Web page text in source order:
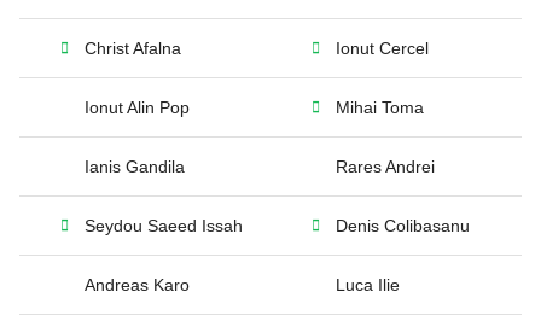
Christ Afalna Ionut Cercel
Ionut Alin Pop Mihai Toma
Ianis Gandila Rares Andrei
Seydou Saeed Issah Denis Colibasanu
Andreas Karo Luca Ilie